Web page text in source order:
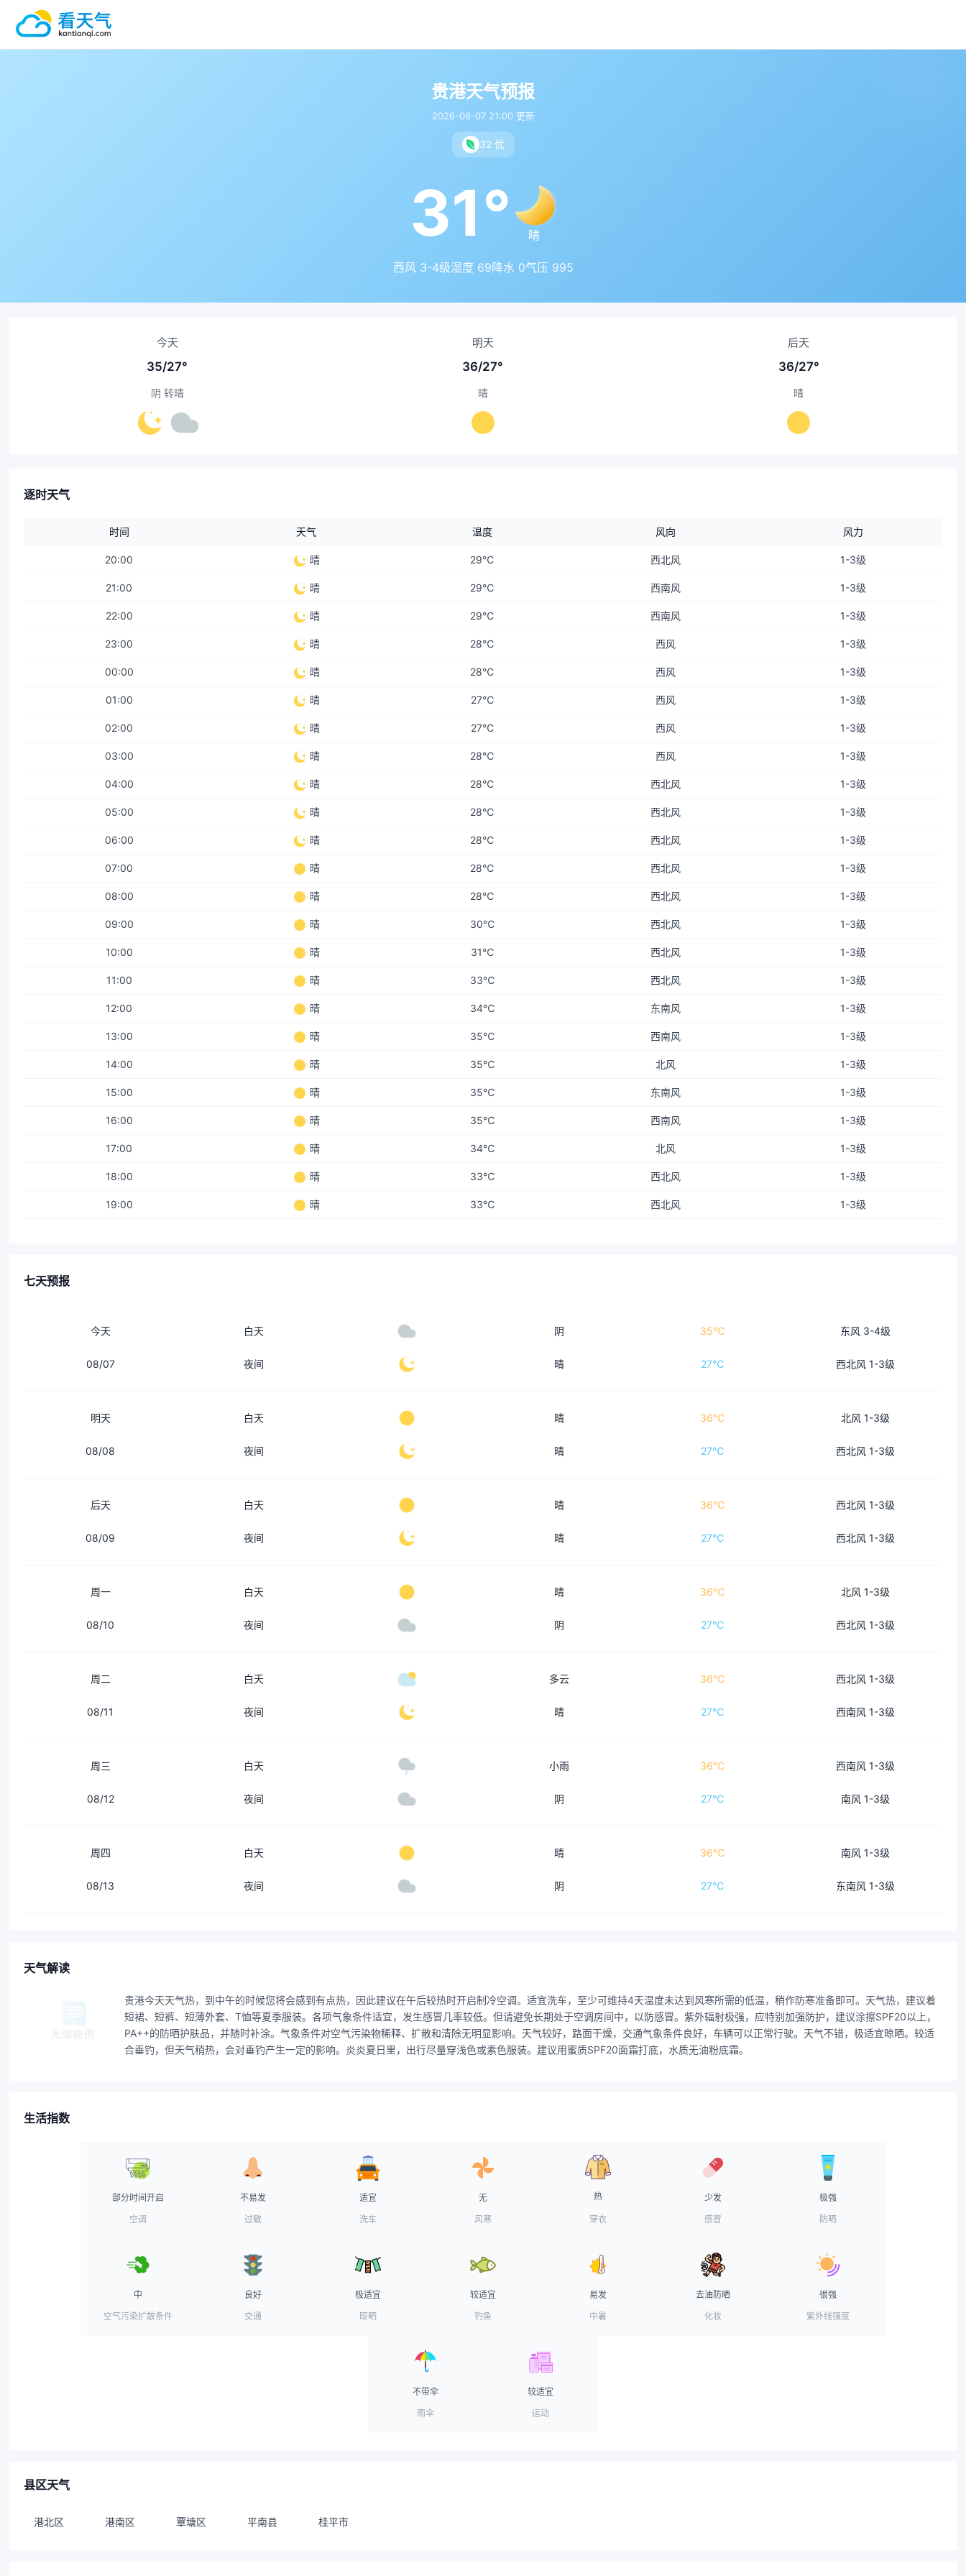
贵港天气预报
2026-08-07 21:00 更新
32 优
31° 晴
西风 3-4级湿度 69降水 0气压 995
今天
35/27°
阴 转晴
明天
36/27°
晴
后天
36/27°
晴
逐时天气
时间 天气 温度 风向 风力
20:00 晴 29℃ 西北风 1-3级
21:00 晴 29℃ 西南风 1-3级
22:00 晴 29℃ 西南风 1-3级
23:00 晴 28℃ 西风 1-3级
00:00 晴 28℃ 西风 1-3级
01:00 晴 27℃ 西风 1-3级
02:00 晴 27℃ 西风 1-3级
03:00 晴 28℃ 西风 1-3级
04:00 晴 28℃ 西北风 1-3级
05:00 晴 28℃ 西北风 1-3级
06:00 晴 28℃ 西北风 1-3级
07:00 晴 28℃ 西北风 1-3级
08:00 晴 28℃ 西北风 1-3级
09:00 晴 30℃ 西北风 1-3级
10:00 晴 31℃ 西北风 1-3级
11:00 晴 33℃ 西北风 1-3级
12:00 晴 34℃ 东南风 1-3级
13:00 晴 35℃ 西南风 1-3级
14:00 晴 35℃ 北风 1-3级
15:00 晴 35℃ 东南风 1-3级
16:00 晴 35℃ 西南风 1-3级
17:00 晴 34℃ 北风 1-3级
18:00 晴 33℃ 西北风 1-3级
19:00 晴 33℃ 西北风 1-3级
七天预报
今天 白天 阴 35℃ 东风 3-4级
08/07 夜间 晴 27℃ 西北风 1-3级
明天 白天 晴 36℃ 北风 1-3级
08/08 夜间 晴 27℃ 西北风 1-3级
后天 白天 晴 36℃ 西北风 1-3级
08/09 夜间 晴 27℃ 西北风 1-3级
周一 白天 晴 36℃ 北风 1-3级
08/10 夜间 阴 27℃ 西北风 1-3级
周二 白天 多云 36℃ 西北风 1-3级
08/11 夜间 晴 27℃ 西南风 1-3级
周三 白天 小雨 36℃ 西南风 1-3级
08/12 夜间 阴 27℃ 南风 1-3级
周四 白天 晴 36℃ 南风 1-3级
08/13 夜间 阴 27℃ 东南风 1-3级
天气解读
贵港今天天气热，到中午的时候您将会感到有点热，因此建议在午后较热时开启制冷空调。适宜洗车，至少可维持4天温度未达到风寒所需的低温，稍作防寒准备即可。天气热，建议着
短裙、短裤、短薄外套、T恤等夏季服装。各项气象条件适宜，发生感冒几率较低。但请避免长期处于空调房间中，以防感冒。紫外辐射极强，应特别加强防护，建议涂擦SPF20以上，
PA++的防晒护肤品，并随时补涂。气象条件对空气污染物稀释、扩散和清除无明显影响。天气较好，路面干燥，交通气象条件良好，车辆可以正常行驶。天气不错，极适宜晾晒。较适
合垂钓，但天气稍热，会对垂钓产生一定的影响。炎炎夏日里，出行尽量穿浅色或素色服装。建议用蜜质SPF20面霜打底，水质无油粉底霜。
生活指数
部分时间开启
空调
不易发
过敏
适宜
洗车
无
风寒
热
穿衣
少发
感冒
极强
防晒
中
空气污染扩散条件
良好
交通
极适宜
晾晒
较适宜
钓鱼
易发
中暑
去油防晒
化妆
很强
紫外线强度
不带伞
雨伞
较适宜
运动
县区天气
港北区 港南区 覃塘区 平南县 桂平市